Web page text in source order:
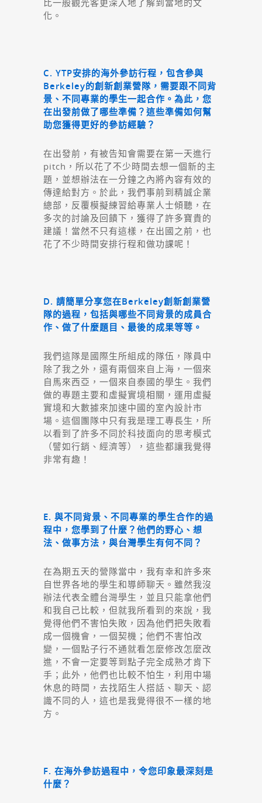
化。
C. YTP安排的海外參訪行程，包含參與
Berkeley的創新創業營隊，需要跟不同背
景、不同專業的學生一起合作。為此，您
在出發前做了哪些準備？這些準備如何幫
助您獲得更好的參訪經驗？
在出發前，有被告知會需要在第一天進行
pitch，所以花了不少時間去想一個新的主
題，並想辦法在一分鐘之內將內容有效的
傳達給對方。於此，我們事前到精誠企業
總部，反覆模擬練習給專業人士傾聽，在
多次的討論及回饋下，獲得了許多寶貴的
建議！當然不只有這樣，在出國之前，也
花了不少時間安排行程和做功課呢！
D. 請簡單分享您在Berkeley創新創業營
隊的過程，包括與哪些不同背景的成員合
作、做了什麼題目、最後的成果等等。
我們這隊是國際生所組成的隊伍，隊員中
除了我之外，還有兩個來自上海，一個來
自馬來西亞，一個來自泰國的學生。我們
做的專題主要和虛擬實境相關，運用虛擬
實境和大數據來加速中國的室內設計市
場。這個團隊中只有我是理工專長生，所
以看到了許多不同於科技面向的思考模式
（譬如行銷、經濟等），這些都讓我覺得
非常有趣！
E. 與不同背景、不同專業的學生合作的過
程中，您學到了什麼？他們的野心、想
法、做事方法，與台灣學生有何不同？
在為期五天的營隊當中，我有幸和許多來
自世界各地的學生和導師聊天。雖然我沒
辦法代表全體台灣學生，並且只能拿他們
和我自己比較，但就我所看到的來說，我
覺得他們不害怕失敗，因為他們把失敗看
成一個機會，一個契機；他們不害怕改
變，一個點子行不通就看怎麼修改怎麼改
進，不會一定要等到點子完全成熟才肯下
手；此外，他們也比較不怕生，利用中場
休息的時間，去找陌生人搭話、聊天、認
識不同的人，這也是我覺得很不一樣的地
方。
F. 在海外參訪過程中，令您印象最深刻是
什麼？